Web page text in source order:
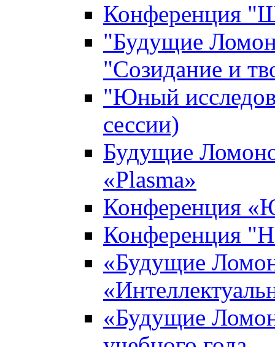
Конференция
"Будущие
"Созидание и
"Юный
сессии)
Будущие
«Plasma»
Конференция
Конференция
«Будущие
«Будущие